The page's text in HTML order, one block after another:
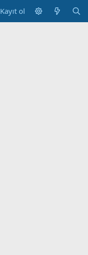
Kayıt ol